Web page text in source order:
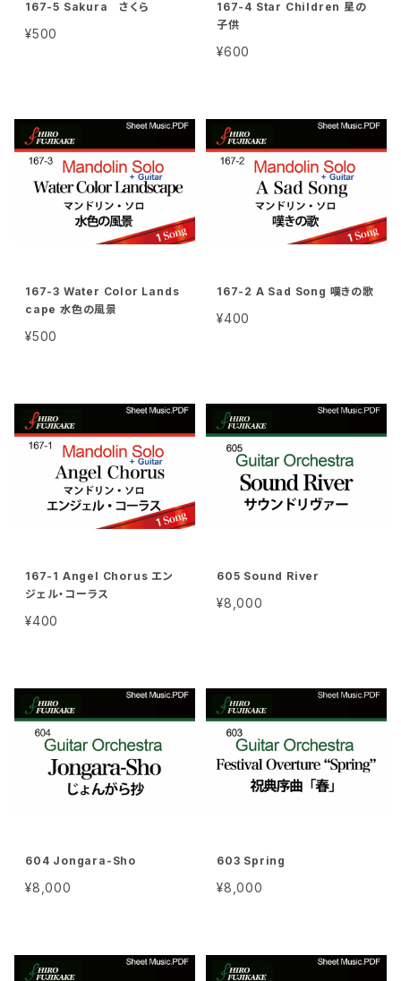
167-5 Sakura さくら
¥500
167-4 Star Children 星の
子供
¥600
167-3 Water Color Lands
cape 水色の風景
¥500
167-2 A Sad Song 嘆きの歌
¥400
167-1 Angel Chorus エン
ジェル・コーラス
¥400
605 Sound River
¥8,000
604 Jongara-Sho
¥8,000
603 Spring
¥8,000